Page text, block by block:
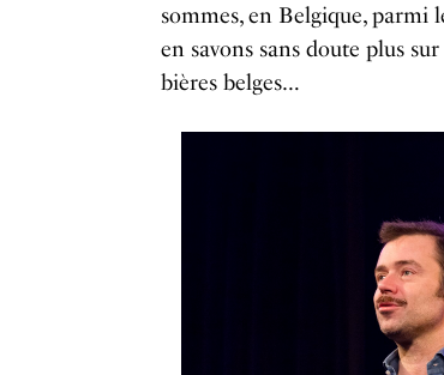
sommes, en Belgique, parmi
en savons sans doute plus
bières belges…